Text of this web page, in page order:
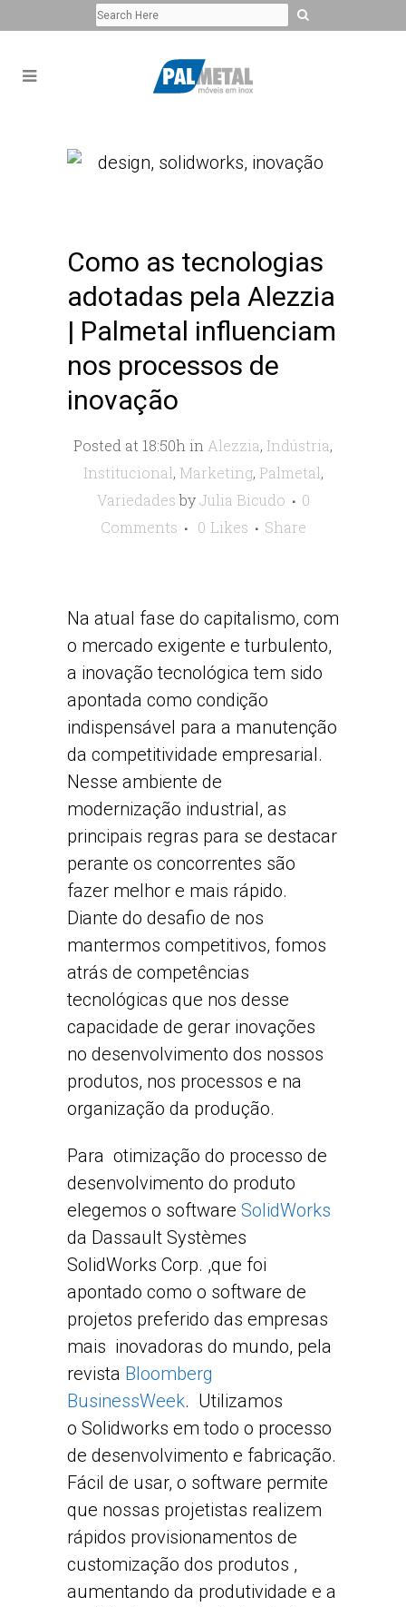
Como as tecnologias
adotadas pela Alezzia
| Palmetal influenciam
nos processos de
inovação
Posted at 18:50h in Alezzia, Indústria,
Institucional, Marketing, Palmetal,
Variedades byJulia Bicudo
0
Comments
0 Likes Share
Na atual fase do capitalismo, com
o mercado exigente e turbulento,
a inovação tecnológica tem sido
apontada como condição
indispensável para a manutenção
da competitividade empresarial.
Nesse ambiente de
modernização industrial, as
principais regras para se destacar
perante os concorrentes são
fazer melhor e mais rápido.
Diante do desafio de nos
mantermos competitivos, fomos
atrás de competências
tecnológicas que nos desse
capacidade de gerar inovações
no desenvolvimento dos nossos
produtos, nos processos e na
organização da produção.
Para otimização do processo de
desenvolvimento do produto
elegemos o software SolidWorks
da Dassault Systèmes
SolidWorks Corp. ,que foi
apontado como o software de
projetos preferido das empresas
mais inovadoras do mundo, pela
revista Bloomberg
BusinessWeek. Utilizamos
o Solidworks ​​em todo o processo
de desenvolvimento e fabricação.
Fácil de usar, o software permite
que nossas projetistas realizem
rápidos provisionamentos de
customização dos produtos ,
aumentando da produtividade e a